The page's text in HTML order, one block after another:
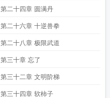
第二十四章 圆满丹
第二十六章 十逆兽拳
第二十八章 极限武道
第三十章 忘了
第三十二章 文明阶梯
第三十四章 软柿子